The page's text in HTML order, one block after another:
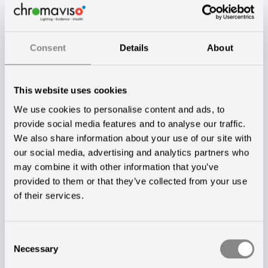
Consent Details About
This website uses cookies
We use cookies to personalise content and ads, to
provide social media features and to analyse our traffic.
We also share information about your use of our site with
our social media, advertising and analytics partners who
may combine it with other information that you’ve
provided to them or that they’ve collected from your use
of their services.
Selection
Necessary
indflydelse på vores søvn. Hvis lyset er kraftigt nok, så
skærmen udsender, det vil stadig kunne påvirke os.
Det betyder også, at nattilstanden på vores telefoner
ikke bliver forstyrret. Hvis lysintensiteten er skruet helt
i top, så er de varme farvetoner, som nattilstanden er
indstillet til, potentielt uden effekt. Dermed kan
nattilstanden ikke alene sikre den gode søvn og en
stabil døgnrytme, det handler også om, hvor kraftigt
Underholdning udskyder søvn